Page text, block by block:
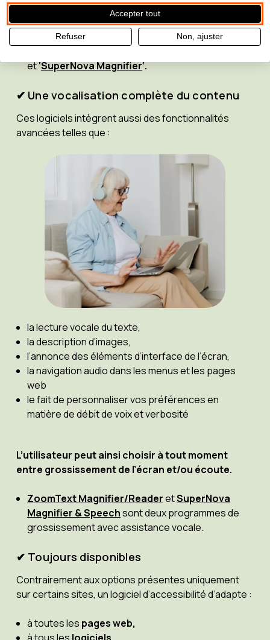
La navigation devient plus fluide, plus naturelle et
bien moins fatigante.
et‘SuperNova Magnifier’.
✔ Une vocalisation complète du contenu
Ces logiciels intègrent aussi des fonctionnalités
avancées telles que :
la lecture vocale du texte,
la description d’images,
l’annonce des éléments d’interface de l’écran,
la navigation audio dans les menus et les pages
web
le fait de personnaliser vos préférences en
matière de débit de voix et verbosité
L’utilisateur peut ainsi choisir à tout moment
entre grossissement de l’écran et/ou écoute.
ZoomText Magnifier/ReaderetSuperNova
Magnifier & Speechsont deux programmes de
grossissement avec assistance vocale.
✔ Toujours disponibles
Contrairement aux options présentes uniquement
sur certains sites, un logiciel d’accessibilité d’adapte :
à toutes les pages web,
Accepter tout
Refuser Non, ajuster